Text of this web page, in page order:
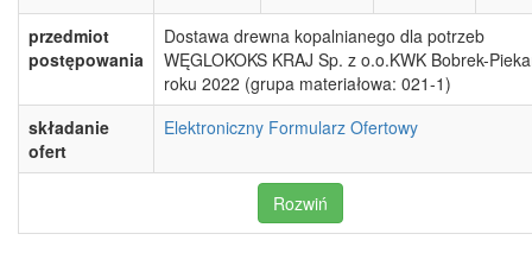
przedmiot
postępowania
Dostawa drewna kopalnianego dla potrzeb
WĘGLOKOKS KRAJ Sp. z o.o.KWK Bobrek-
roku 2022 (grupa materiałowa: 021-1)
składanie
ofert
Elektroniczny Formularz Ofertowy
Rozwiń